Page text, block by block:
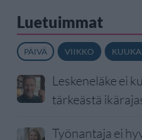
Luetuimmat
PÄIVÄ VIIKKO
Leskeneläke ei
tärkeästä
Työnantaja ei